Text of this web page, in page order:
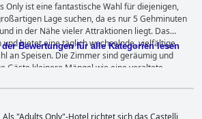
Only ist eine fantastische Wahl für diejenigen,
Lage suchen, da es nur 5 Gehminuten
in der Nähe vieler Attraktionen liegt. Das
und bietet eine täglich wechselnde, vielfältige
an Speisen. Die Zimmer sind geräumig und
Gäste kleinere Mängel wie eine veraltete
bemängelten. Das Hotel ist stolz auf seine
und frischen Handtüchern. Das
tut alles, um den Gästen einen angenehmen
Der Pool ist ein Highlight und viele Gäste
Bewertungen für alle Kategorien lesen
Als "Adults Only"-Hotel richtet sich das Castelli